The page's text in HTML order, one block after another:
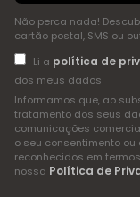
Não perca nada!
cartão postal, SMS ou
Li a política de
dos meus dados
Informamos que, ao
tratamento dos seus
comunicações
o seu consentimento
reconhecidos em
nossa Política de